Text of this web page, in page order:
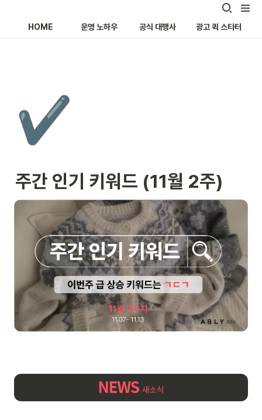
HOME 운영 노하우 공식 대행사 광고 퀵 스타터
✔️
주간 인기 키워드 (11월 2주)